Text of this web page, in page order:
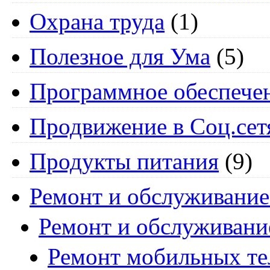
Охрана труда (1)
Полезное для Ума (5)
Программное
Продвижение в
Продукты питания (9)
Ремонт и
Ремонт и
Ремонт мобильных